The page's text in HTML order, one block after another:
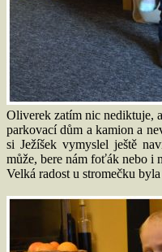
Oliverek zatím nic nediktuje,
parkovací dům a kamion a
si Ježíšek vymyslel ještě
může, bere nám foťák nebo i
Velká radost u stromečku